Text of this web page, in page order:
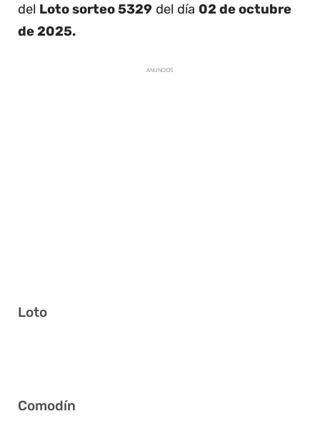
del Loto sorteo 5329 del día 02 de octubre
de 2025.
ANUNCIOS
Loto
Comodín